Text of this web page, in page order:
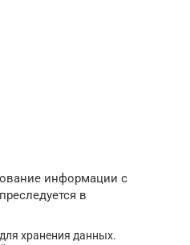
информации с
в
для хранения данных.